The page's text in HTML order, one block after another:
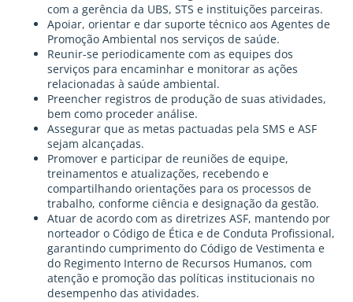
com a gerência da UBS, STS e instituições parceiras.
Apoiar, orientar e dar suporte técnico aos Agentes de
Promoção Ambiental nos serviços de saúde.
Reunir-se periodicamente com as equipes dos
serviços para encaminhar e monitorar as ações
relacionadas à saúde ambiental.
Preencher registros de produção de suas atividades,
bem como proceder análise.
Assegurar que as metas pactuadas pela SMS e ASF
sejam alcançadas.
Promover e participar de reuniões de equipe,
treinamentos e atualizações, recebendo e
compartilhando orientações para os processos de
trabalho, conforme ciência e designação da gestão.
Atuar de acordo com as diretrizes ASF, mantendo por
norteador o Código de Ética e de Conduta Profissional,
garantindo cumprimento do Código de Vestimenta e
do Regimento Interno de Recursos Humanos, com
atenção e promoção das políticas institucionais no
desempenho das atividades.